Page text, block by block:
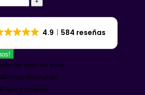
4.9 584 reseñas
los datos por email
Producto completo
Pagos protegidos